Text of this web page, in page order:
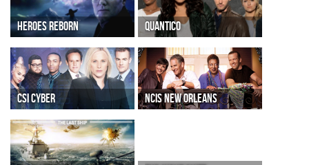
HEROES REBORN QUANTICO
CSI CYBER NCIS NEW ORLEANS